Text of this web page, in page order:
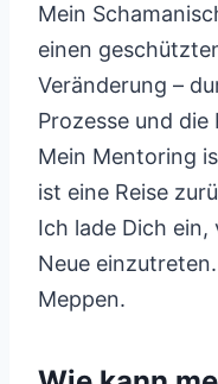
Mein
einen
Veränderung –
Prozesse und
Mein Mentoring
ist eine Reise
Ich lade Dich
Neue
Meppen.